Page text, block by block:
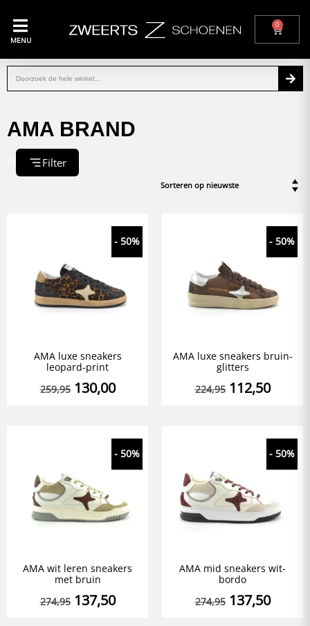
MENU
0
AMA BRAND
AMA BRAND
Filter
- 50%
AMA luxe sneakers
leopard-print
259,95 130,00
- 50%
AMA luxe sneakers bruin-
glitters
224,95 112,50
- 50%
AMA wit leren sneakers
met bruin
274,95 137,50
- 50%
AMA mid sneakers wit-
bordo
274,95 137,50